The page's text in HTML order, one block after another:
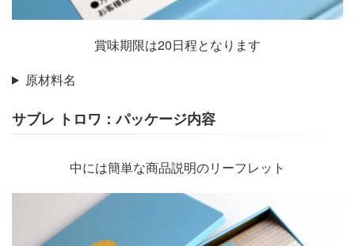
賞味期限は20日程となります
原材料名
サブレ トロワ：パッケージ内容
中には簡単な商品説明のリーフレット